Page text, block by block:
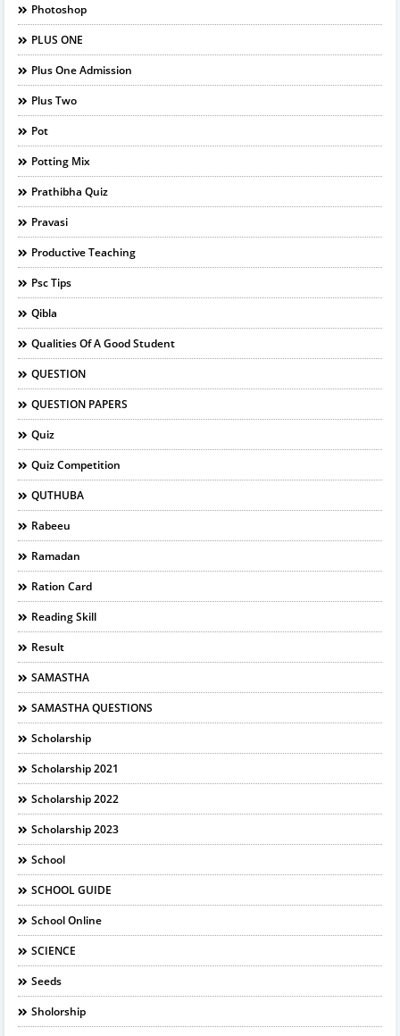
Photoshop
PLUS ONE
Plus One Admission
Plus Two
Pot
Potting Mix
Prathibha Quiz
Pravasi
Productive Teaching
Psc Tips
Qibla
Qualities Of A Good Student
QUESTION
QUESTION PAPERS
Quiz
Quiz Competition
QUTHUBA
Rabeeu
Ramadan
Ration Card
Reading Skill
Result
SAMASTHA
SAMASTHA QUESTIONS
Scholarship
Scholarship 2021
Scholarship 2022
Scholarship 2023
School
SCHOOL GUIDE
School Online
SCIENCE
Seeds
Sholorship